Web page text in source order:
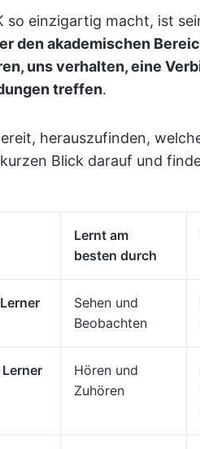
so einzigartig macht, ist
den akademischen
uns verhalten, eine
treffen.
herauszufinden,
Blick darauf und
Lernt am
besten durch
Sehen und
Beobachten
Hören und
Zuhören